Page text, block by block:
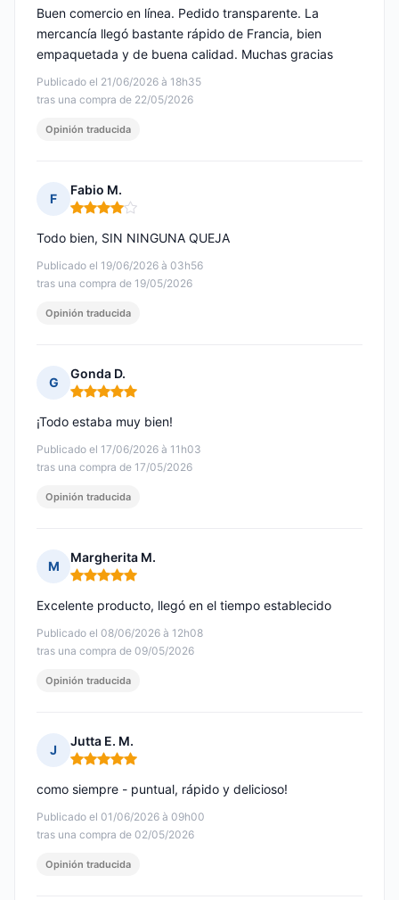
Publicado el 21/06/2026 à 18h35
tras una compra de 22/05/2026
Buen comercio en línea. Pedido transparente. La
mercancía llegó bastante rápido de Francia, bien
empaquetada y de buena calidad. Muchas gracias
Opinión traducida
F
Fabio M.
Nota: 4 de 5
Publicado el 19/06/2026 à 03h56
tras una compra de 19/05/2026
Todo bien, SIN NINGUNA QUEJA
Opinión traducida
G
Gonda D.
Nota: 5 de 5
Publicado el 17/06/2026 à 11h03
tras una compra de 17/05/2026
¡Todo estaba muy bien!
Opinión traducida
M
Margherita M.
Nota: 5 de 5
Publicado el 08/06/2026 à 12h08
tras una compra de 09/05/2026
Excelente producto, llegó en el tiempo establecido
Opinión traducida
J
Jutta E. M.
Nota: 5 de 5
Publicado el 01/06/2026 à 09h00
tras una compra de 02/05/2026
como siempre - puntual, rápido y delicioso!
Opinión traducida